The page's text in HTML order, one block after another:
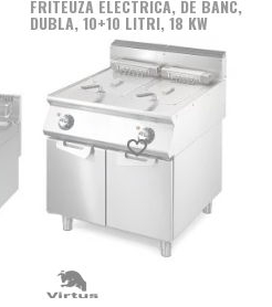
FRITEUZA ELECTRICA, DE BANC,
DUBLA, 10+10 LITRI, 18 KW
Produs favorit